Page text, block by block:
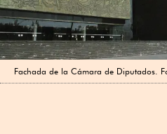
Fachada de la Cámara de Diputados.